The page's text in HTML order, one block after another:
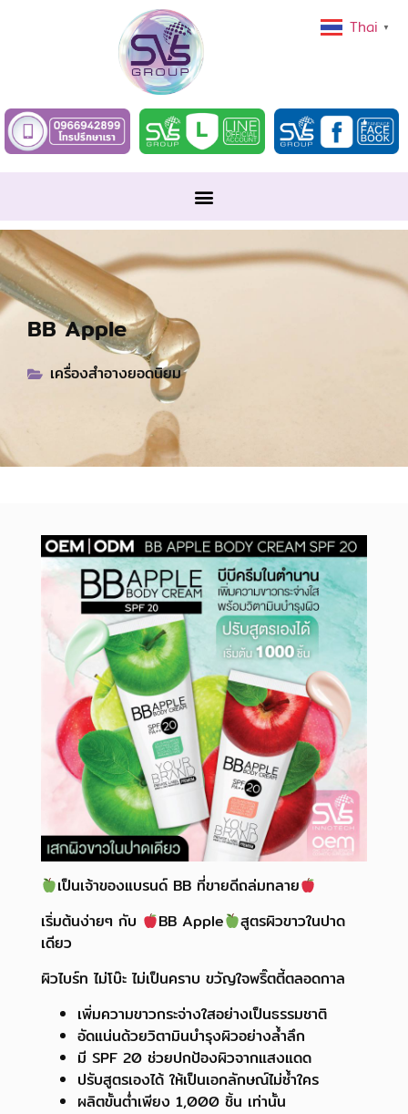
BB Apple
เครื่องสำอางยอดนิยม
เป็นเจ้าของแบรนด์ BB ที่ขายดีถล่มทลาย
เริ่มต้นง่ายๆ กับ
BB Apple
สูตรผิวขาวในปาด
เดียว
ผิวไบร์ท ไม่โบ๊ะ ไม่เป็นคราบ ขวัญใจพริ๊ตตี้ตลอดกาล
เพิ่มความขาวกระจ่างใสอย่างเป็นธรรมชาติ
อัดแน่นด้วยวิตามินบำรุงผิวอย่างล้ำลึก
มี SPF 20 ช่วยปกป้องผิวจากแสงแดด
ปรับสูตรเองได้ ให้เป็นเอกลักษณ์ไม่ซ้ำใคร
ผลิตขั้นต่ำเพียง 1,000 ชิ้น เท่านั้น
Thai ▼